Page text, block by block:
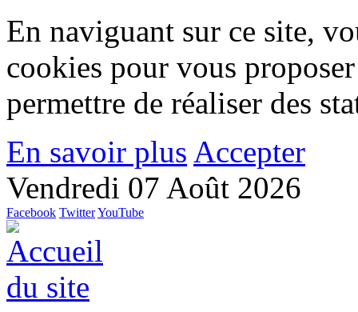
En naviguant sur ce site,
cookies pour vous
permettre de réaliser des
En savoir plus Accepter
Vendredi 07 Août 2026
Facebook TwitterYouTube